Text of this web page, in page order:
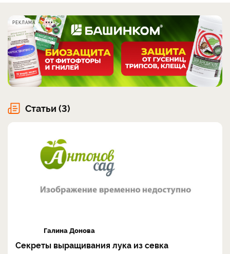
РЕКЛАМА
Статьи (3)
Галина Донова
Секреты выращивания лука из севка